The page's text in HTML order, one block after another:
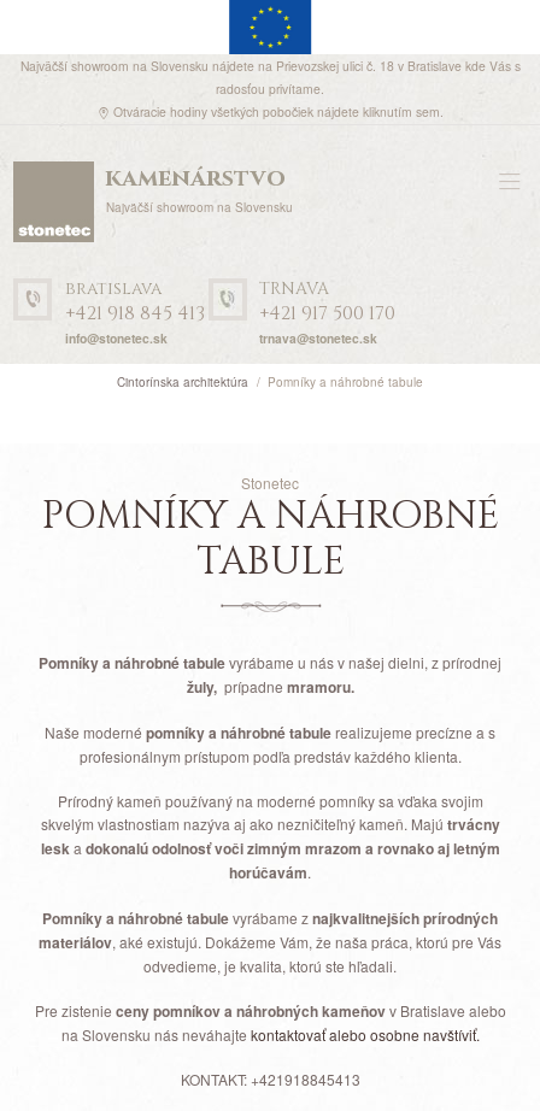
Najväčší showroom na Slovensku nájdete na Prievozskej ulici č. 18 v Bratislave kde Vás s
radosťou privítame.
Otváracie hodiny všetkých pobočiek nájdete kliknutím sem.
kamenárstvo
Najväčší showroom na Slovensku
bratislava
+421 918 845 413
info@stonetec.sk
TRNAVA
+421 917 500 170
trnava@stonetec.sk
Cintorínska architektúra Pomníky a náhrobné tabule
Stonetec
POMNÍKY A NÁHROBNÉ
TABULE
Pomníky a náhrobné tabulevyrábame u nás v našej dielni, z prírodnej
žuly,prípadne mramoru.
Naše moderné pomníky a náhrobné tabulerealizujeme precízne a s
profesionálnym prístupom podľa predstáv každého klienta.
Prírodný kameň používaný na moderné pomníky sa vďaka svojim
skvelým vlastnostiam nazýva aj ako nezničiteľný kameň. Majú trvácny
lesk a dokonalú odolnosť voči zimným mrazom a rovnako aj letným
horúčavám.
Pomníky a náhrobné tabulevyrábame znajkvalitnejších prírodných
materiálov, aké existujú. Dokážeme Vám, že naša práca, ktorú pre Vás
odvedieme, je kvalita, ktorú ste hľadali.
Pre zistenie ceny pomníkov a náhrobných kameňovv Bratislave alebo
na Slovensku nás neváhajte kontaktovať alebo osobne navštíviť.
KONTAKT: +421918845413